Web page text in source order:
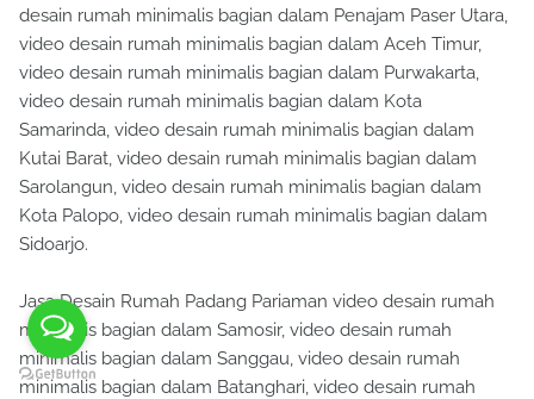
desain rumah minimalis bagian dalam Penajam Paser Utara,
video desain rumah minimalis bagian dalam Aceh Timur,
video desain rumah minimalis bagian dalam Purwakarta,
video desain rumah minimalis bagian dalam Kota
Samarinda, video desain rumah minimalis bagian dalam
Kutai Barat, video desain rumah minimalis bagian dalam
Sarolangun, video desain rumah minimalis bagian dalam
Kota Palopo, video desain rumah minimalis bagian dalam
Sidoarjo.
Jasa Desain Rumah Padang Pariaman video desain rumah
minimalis bagian dalam Samosir, video desain rumah
minimalis bagian dalam Sanggau, video desain rumah
minimalis bagian dalam Batanghari, video desain rumah